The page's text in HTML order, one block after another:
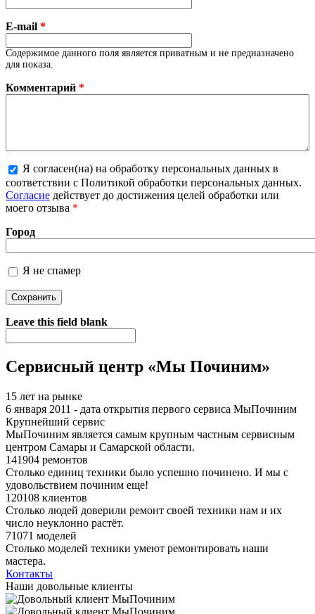
E-mail *
Содержимое данного поля является приватным и не предназначено
для показа.
Комментарий *
Более подробная информация о текстовых форматах
Я согласен(на) на обработку персональных данных в
соответствии с Политикой обработки персональных данных.
Согласие действует до достижения целей обработки или
моего отзыва *
Город
Я не спамер
Я спамер
Leave this field blank
Сервисный центр «Мы Починим»
15 лет на рынке
6 января 2011 - дата открытия первого сервиса МыПочиним
Крупнейший сервис
МыПочиним является самым крупным частным сервисным
центром Самары и Самарской области.
141904 ремонтов
Столько единиц техники было успешно починено. И мы с
удовольствием починим еще!
120108 клиентов
Столько людей доверили ремонт своей техники нам и их
число неуклонно растёт.
71071 моделей
Столько моделей техники умеют ремонтировать наши
мастера.
Контакты
Наши довольные клиенты